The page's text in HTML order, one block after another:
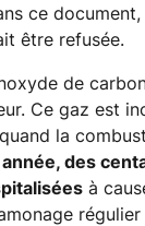
ce
être refusée.
de
Ce gaz est
la
des
à